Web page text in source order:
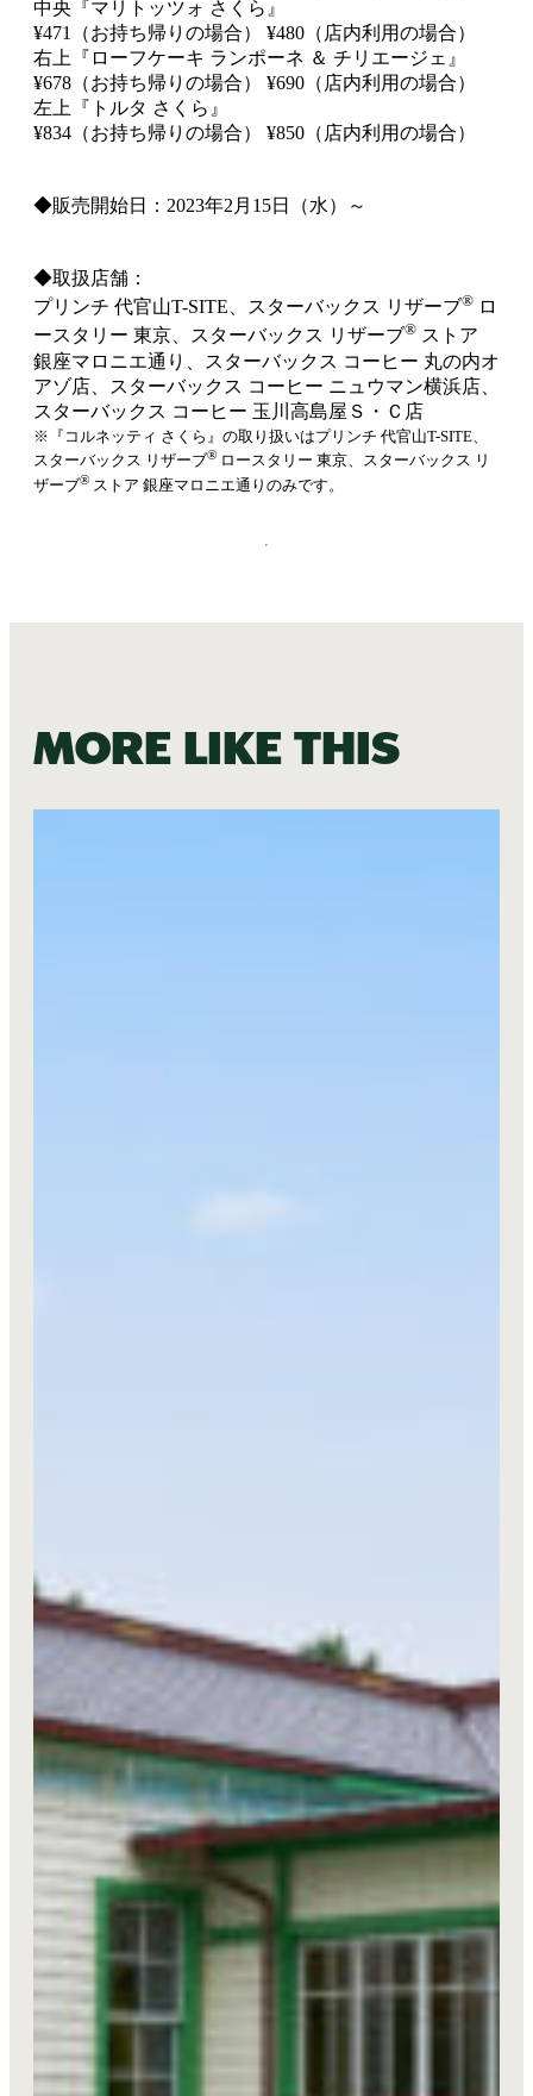
中央『マリトッツォ さくら』
¥471（お持ち帰りの場合） ¥480（店内利用の場合）
右上『ローフケーキ ランポーネ ＆ チリエージェ』
¥678（お持ち帰りの場合） ¥690（店内利用の場合）
左上『トルタ さくら』
¥834（お持ち帰りの場合） ¥850（店内利用の場合）
◆販売開始日：2023年2月15日（水）～
◆取扱店舗：
プリンチ 代官山T-SITE、スターバックス リザーブ® ロ
ースタリー 東京、スターバックス リザーブ® ストア
銀座マロニエ通り、スターバックス コーヒー 丸の内オ
アゾ店、スターバックス コーヒー ニュウマン横浜店、
スターバックス コーヒー 玉川高島屋Ｓ・Ｃ店
※『コルネッティ さくら』の取り扱いはプリンチ 代官山T-SITE、
スターバックス リザーブ® ロースタリー 東京、スターバックス リ
ザーブ® ストア 銀座マロニエ通りのみです。
More like this